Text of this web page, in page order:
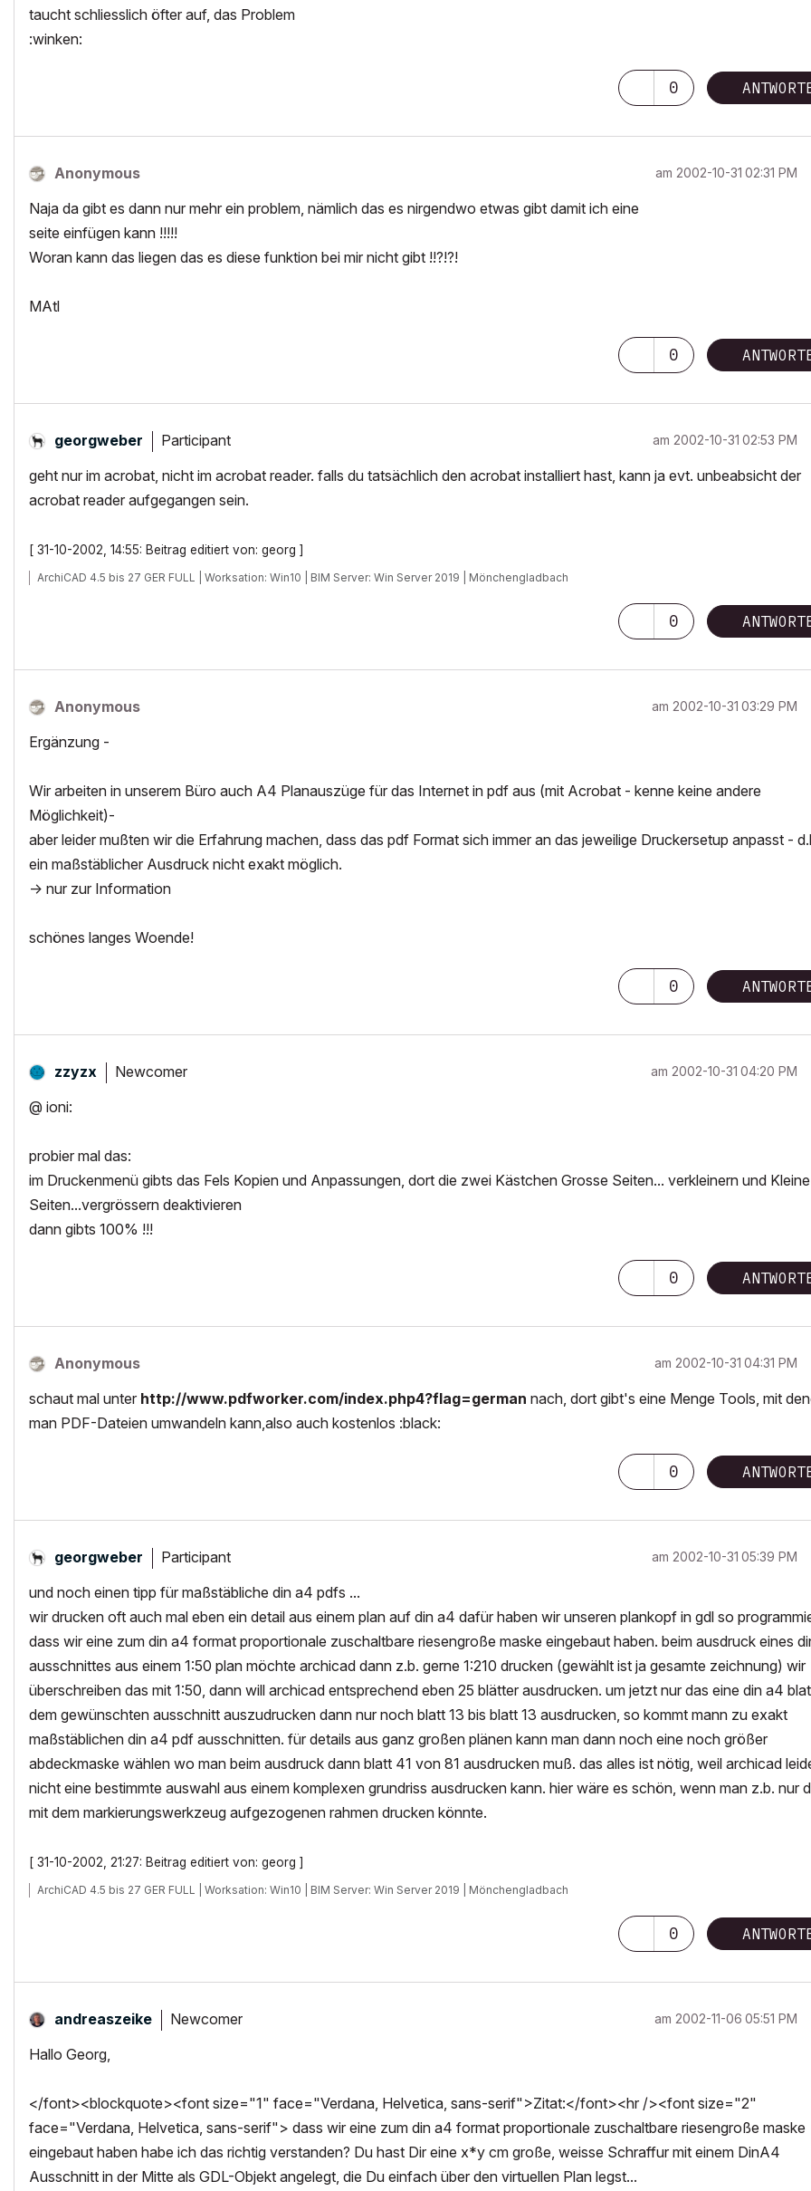
taucht schliesslich öfter auf, das Problem
:winken:
0
Anonymous am ‎2002-10-31 02:31 PM
Naja da gibt es dann nur mehr ein problem, nämlich das es nirgendwo etwas gibt damit ich eine
seite einfügen kann !!!!!
Woran kann das liegen das es diese funktion bei mir nicht gibt !!?!?!
MAtl
0
georgweber Participant am ‎2002-10-31 02:53 PM
geht nur im acrobat, nicht im acrobat reader. falls du tatsächlich den acrobat installiert hast, kann ja evt. unbeabsicht der
acrobat reader aufgegangen sein.
[ 31-10-2002, 14:55: Beitrag editiert von: georg ]
ArchiCAD 4.5 bis 27 GER FULL | Worksation: Win10 | BIM Server: Win Server 2019 | Mönchengladbach
0
Anonymous am ‎2002-10-31 03:29 PM
Ergänzung -
Wir arbeiten in unserem Büro auch A4 Planauszüge für das Internet in pdf aus (mit Acrobat - kenne keine andere
Möglichkeit)-
aber leider mußten wir die Erfahrung machen, dass das pdf Format sich immer an das jeweilige Druckersetup anpasst -
ein maßstäblicher Ausdruck nicht exakt möglich.
-> nur zur Information
schönes langes Woende!
0
zzyzx Newcomer am ‎2002-10-31 04:20 PM
@ ioni:
probier mal das:
im Druckenmenü gibts das Fels Kopien und Anpassungen, dort die zwei Kästchen Grosse Seiten... verkleinern und Kleine
Seiten...vergrössern deaktivieren
dann gibts 100% !!!
0
Anonymous am ‎2002-10-31 04:31 PM
schaut mal unter http://www.pdfworker.com/index.php4?flag=german nach, dort gibt's eine Menge Tools, mit
man PDF-Dateien umwandeln kann,also auch kostenlos :black:
0
georgweber Participant am ‎2002-10-31 05:39 PM
und noch einen tipp für maßstäbliche din a4 pdfs ...
wir drucken oft auch mal eben ein detail aus einem plan auf din a4 dafür haben wir unseren plankopf in gdl so
dass wir eine zum din a4 format proportionale zuschaltbare riesengroße maske eingebaut haben. beim ausdruck eines
ausschnittes aus einem 1:50 plan möchte archicad dann z.b. gerne 1:210 drucken (gewählt ist ja gesamte zeichnung) wir
überschreiben das mit 1:50, dann will archicad entsprechend eben 25 blätter ausdrucken. um jetzt nur das eine din a4
dem gewünschten ausschnitt auszudrucken dann nur noch blatt 13 bis blatt 13 ausdrucken, so kommt mann zu exakt
maßstäblichen din a4 pdf ausschnitten. für details aus ganz großen plänen kann man dann noch eine noch größer
abdeckmaske wählen wo man beim ausdruck dann blatt 41 von 81 ausdrucken muß. das alles ist nötig, weil archicad
nicht eine bestimmte auswahl aus einem komplexen grundriss ausdrucken kann. hier wäre es schön, wenn man z.b. nur
mit dem markierungswerkzeug aufgezogenen rahmen drucken könnte.
[ 31-10-2002, 21:27: Beitrag editiert von: georg ]
ArchiCAD 4.5 bis 27 GER FULL | Worksation: Win10 | BIM Server: Win Server 2019 | Mönchengladbach
0
andreaszeike Newcomer am ‎2002-11-06 05:51 PM
Hallo Georg,
</font><blockquote><font size="1" face="Verdana, Helvetica, sans-serif">Zitat:</font><hr /><font size="2"
face="Verdana, Helvetica, sans-serif"> dass wir eine zum din a4 format proportionale zuschaltbare riesengroße maske
eingebaut haben habe ich das richtig verstanden? Du hast Dir eine x*y cm große, weisse Schraffur mit einem DinA4
Ausschnitt in der Mitte als GDL-Objekt angelegt, die Du einfach über den virtuellen Plan legst...